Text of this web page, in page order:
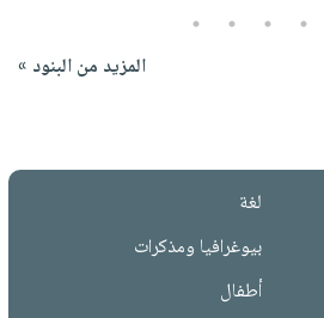
2
3
4
5
المزيد من البنود »
لغة
بيوغرافيا ومذكرات
أطفال